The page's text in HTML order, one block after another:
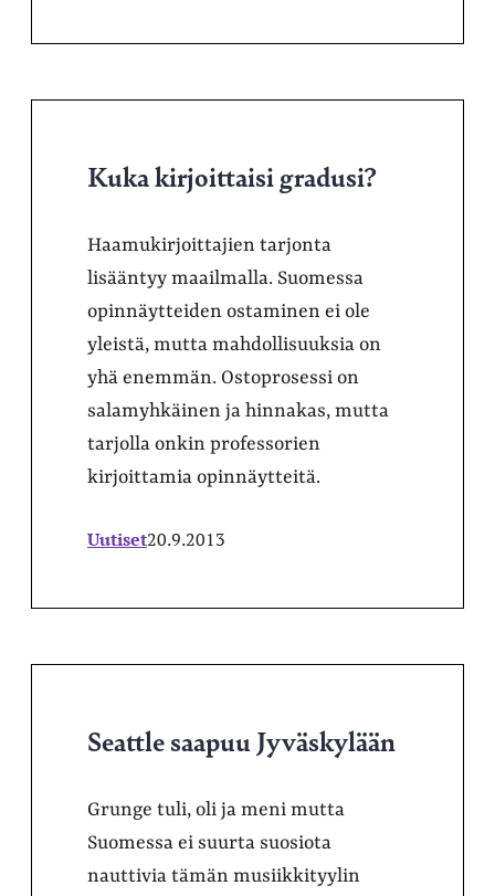
Kuka kirjoittaisi gradusi?
Haamukirjoittajien tarjonta
lisääntyy maailmalla. Suomessa
opinnäytteiden ostaminen ei ole
yleistä, mutta mahdollisuuksia on
yhä enemmän. Ostoprosessi on
salamyhkäinen ja hinnakas, mutta
tarjolla onkin professorien
kirjoittamia opinnäytteitä.
Uutiset20.9.2013
Seattle saapuu Jyväskylään
Grunge tuli, oli ja meni mutta
Suomessa ei suurta suosiota
nauttivia tämän musiikkityylin